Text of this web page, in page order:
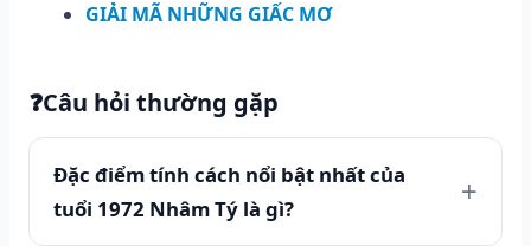
GIẢI MÃ NHỮNG GIẤC MƠ
❓Câu hỏi thường gặp
Đặc điểm tính cách nổi bật nhất của
tuổi 1972 Nhâm Tý là gì?